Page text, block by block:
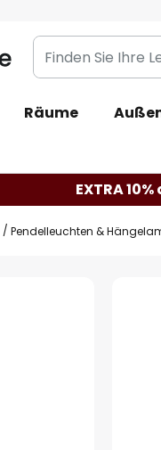
Finden
Sie
Leuchte...
Räume
EXTRA
Pendelleuchten &